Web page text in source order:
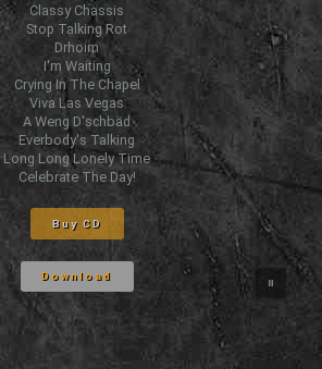
Classy Chassis
Stop Talking Rot
Drhoim
I'm Waiting
Crying In The Chapel
Viva Las Vegas
A Weng D'schbäd
Everbody's Talking
Long Long Lonely Time
Celebrate The Day!
Buy CD
Download